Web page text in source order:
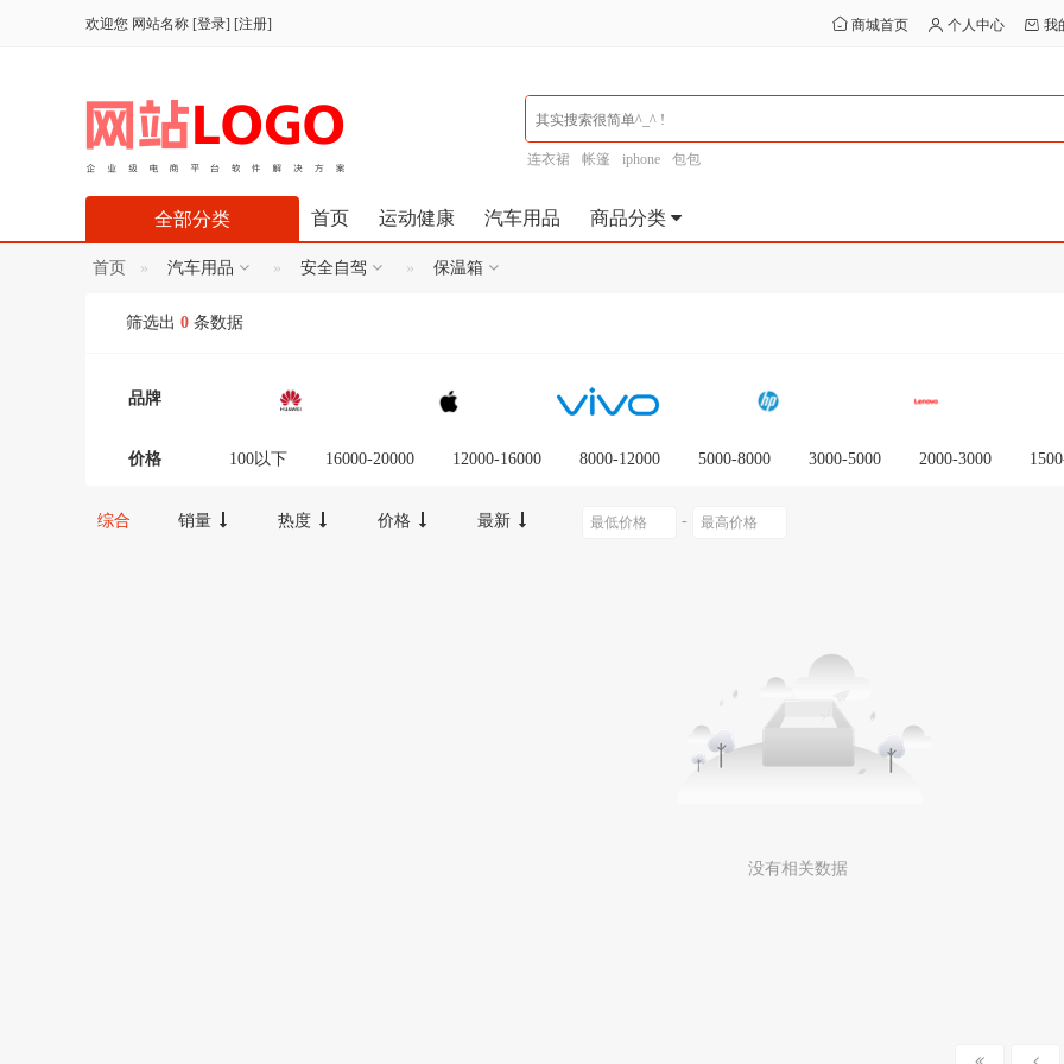
欢迎您 网站名称 [登录] [注册] 商城首页 个人中心 我
连衣裙 帐篷 iphone 包包
首页 运动健康 汽车用品 商品分类
全部分类
首页 汽车用品 安全自驾 保温箱
筛选出 0 条数据
品牌
价格 100以下 16000-20000 12000-16000 8000-12000 5000-8000 3000-5000 2000-3000
综合 销量 热度 价格 最新 -
没有相关数据